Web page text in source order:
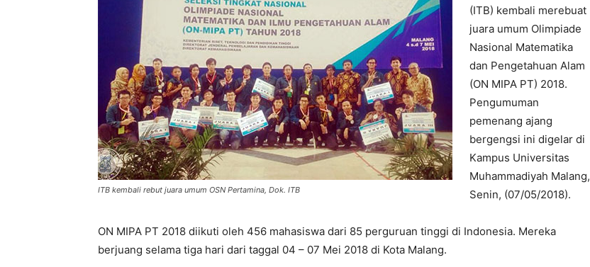
ITB kembali rebut juara umum OSN Pertamina, Dok. ITB
(ITB) kembali merebuat
juara umum Olimpiade
Nasional Matematika
dan Pengetahuan Alam
(ON MIPA PT) 2018.
Pengumuman
pemenang ajang
bergengsi ini digelar di
Kampus Universitas
Muhammadiyah Malang,
Senin, (07/05/2018).
ON MIPA PT 2018 diikuti oleh 456 mahasiswa dari 85 perguruan tinggi di Indonesia. Mereka
berjuang selama tiga hari dari taggal 04 – 07 Mei 2018 di Kota Malang.